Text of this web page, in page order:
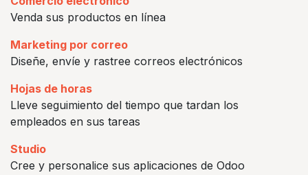
Venda sus productos en línea
Marketing por correo
Diseñe, envíe y rastree correos electrónicos
Hojas de horas
Lleve seguimiento del tiempo que tardan los
empleados en sus tareas
Studio
Cree y personalice sus aplicaciones de Odoo